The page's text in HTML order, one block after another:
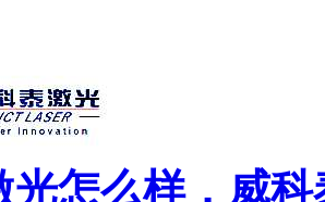
光怎么样，威